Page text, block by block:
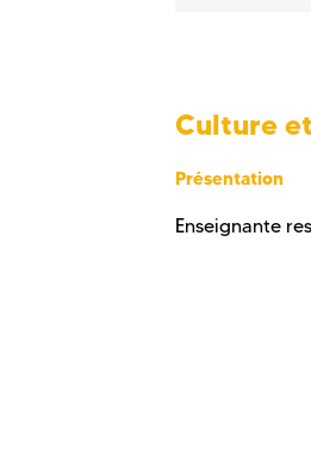
Culture
Présentation
Enseignante